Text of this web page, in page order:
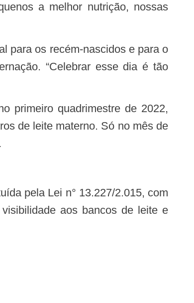
a melhor nutrição, nossas
“Celebrar esse dia é tão
de leite materno. Só no mês de
aos bancos de leite e